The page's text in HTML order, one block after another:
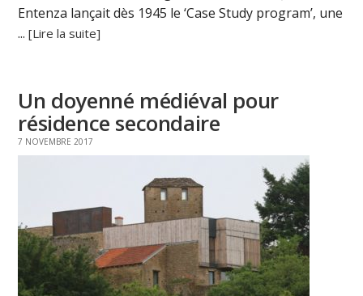
Entenza lançait dès 1945 le ‘Case Study program’, une
...[Lire la suite]
Un doyenné médiéval pour
résidence secondaire
7 NOVEMBRE 2017